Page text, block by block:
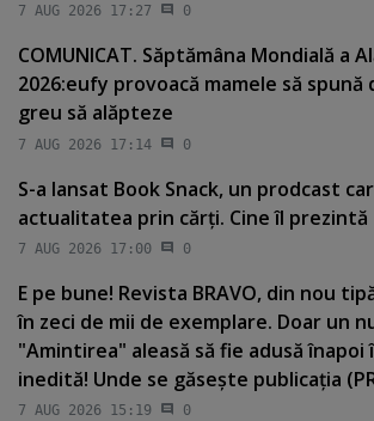
7 AUG 2026 17:27 0
COMUNICAT. Săptămâna Mondială a
2026:eufy provoacă mamele să spună
greu să alăpteze
7 AUG 2026 17:14 0
S-a lansat Book Snack, un prodcast
actualitatea prin cărţi. Cine îl prezintă
7 AUG 2026 17:00 0
E pe bune! Revista BRAVO, din nou
în zeci de mii de exemplare. Doar un
"Amintirea" aleasă să fie adusă
inedită! Unde se găseşte publicaţia
7 AUG 2026 15:19 0